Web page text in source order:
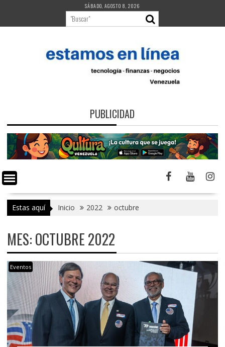
contenido
SÁBADO, AGOSTO 8, 2026
PUBLICIDAD
Estas aquí Inicio 2022 octubre
MES:OCTUBRE 2022
Eventos